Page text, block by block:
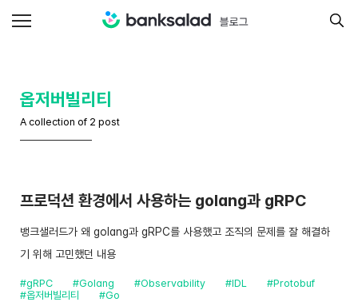
옵저버빌리티
A collection of 2 post
프로덕션 환경에서 사용하는 golang과 gRPC
뱅크샐러드가 왜 golang과 gRPC를 사용했고 조직의 문제를 잘 해결하
기 위해 고민했던 내용
#gRPC #Golang #Observability #IDL
#Protobuf
#옵저버빌리티
#Go